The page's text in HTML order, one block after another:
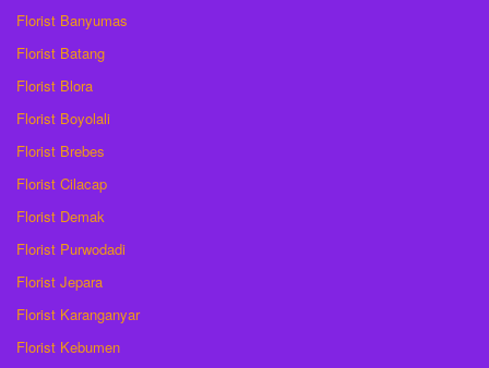
Florist Banyumas
Florist Batang
Florist Blora
Florist Boyolali
Florist Brebes
Florist Cilacap
Florist Demak
Florist Purwodadi
Florist Jepara
Florist Karanganyar
Florist Kebumen